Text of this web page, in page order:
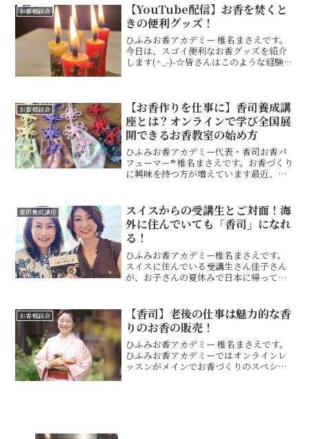
定校AROMA☆SANT...
お香相談会
【YouTube配信】お香を焚くと
きの便利グッズ！
ひふみお香アカデミー 椎名まさえです。
今日は、スゴイ便利なお香グッズを紹介
します(^_-)-☆皆さんはこのような経験を
消えてしまいお...
お香相談会
【お香作りを仕事に】香司養成講
座とは？オンラインで学び全国展
開できるお香教室の始め方
ひふみお香アカデミー代表・香司お香パ
フューマー® 椎名まさえです。お香づくり
に興味を持つ方が増えています最近、
味わえない・自分で香りを創る楽しさ・
心が整う感覚・深い癒し...
香司養成講座
スイスからの受講生とご対面！海
外に住んでいても「香司」になれ
る！
ひふみお香アカデミー椎名まさえです。
スイスに住んでいる受講生さん佳子さん
が、お子さんの夏休みで日本に帰って来
「香司」になることを決め、講座受講と
なり、いよいよオンライ...
お香相談会
【香司】老後の仕事は魅力的な香
りのお香の販売！
ひふみお香アカデミー 椎名まさえです。
ひふみお香アカデミーではオンラインレ
ッスンがメインでお香づくりのスペシャ